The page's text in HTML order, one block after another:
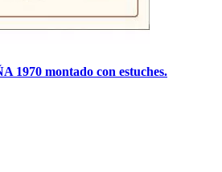
1970 montado con estuches.